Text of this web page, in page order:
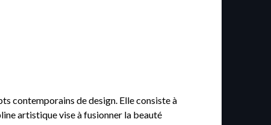
contemporains de design. Elle consiste à
artistique vise à fusionner la beauté